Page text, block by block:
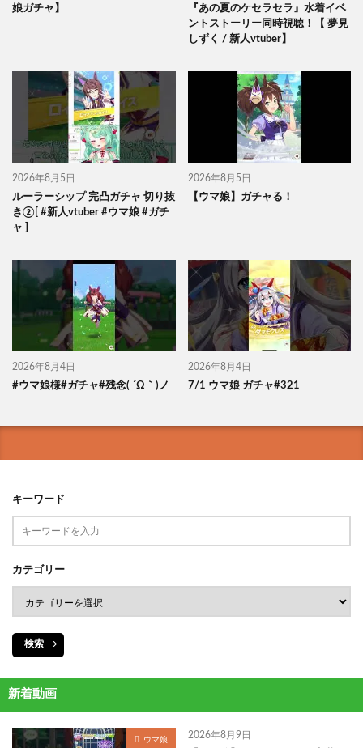
娘ガチャ】
『あの夏のケセラセラ』水着イベ
ントストーリー同時視聴！【 夢見
しずく / 新人vtuber】
2026年8月5日
ルーラーシップ 完凸ガチャ 切り抜
き②[ #新人vtuber #ウマ娘 #ガチ
ャ ]
2026年8月5日
【ウマ娘】ガチャる！
2026年8月4日
#ウマ娘様#ガチャ#残念( ´Ω｀)ノ
2026年8月4日
7/1 ウマ娘 ガチャ#321
キーワード
カテゴリー
検索
新着動画
ウマ娘 2026年8月9日